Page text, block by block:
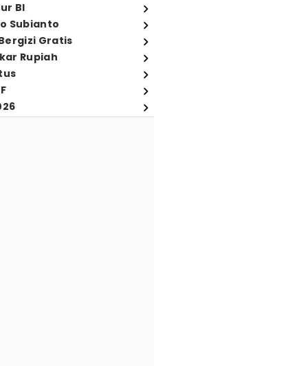
BI
Subianto
Gratis
Rupiah